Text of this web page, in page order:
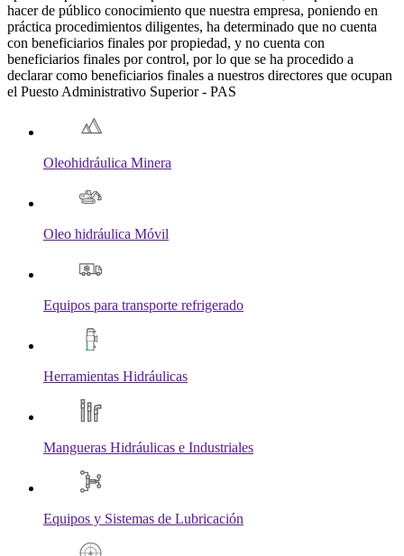
hacer de público conocimiento que nuestra empresa, poniendo en
práctica procedimientos diligentes, ha determinado que no cuenta
con beneficiarios finales por propiedad, y no cuenta con
beneficiarios finales por control, por lo que se ha procedido a
declarar como beneficiarios finales a nuestros directores que ocupan
el Puesto Administrativo Superior - PAS
Oleohidráulica Minera
Oleo hidráulica Móvil
Equipos para transporte refrigerado
Herramientas Hidráulicas
Mangueras Hidráulicas e Industriales
Equipos y Sistemas de Lubricación